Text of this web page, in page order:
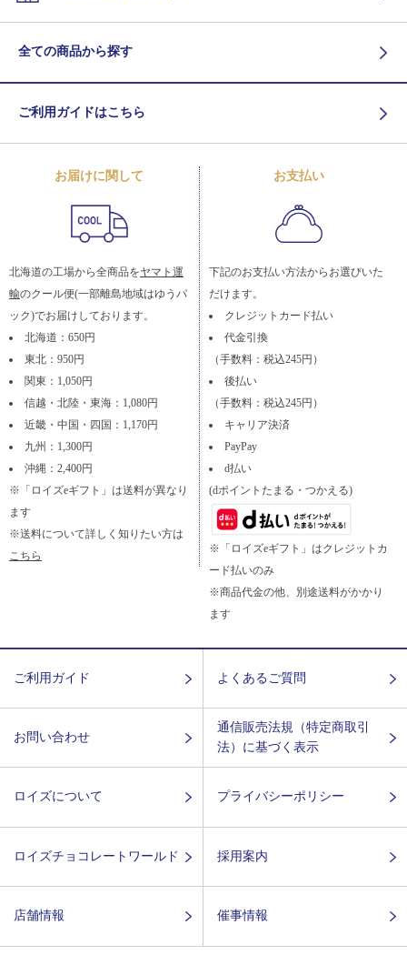
全ての商品から探す
ご利用ガイドはこちら
お届けに関して
北海道の工場から全商品をヤマト運
輸のクール便(一部離島地域はゆうパ
ック)でお届けしております。
北海道：650円
東北：950円
関東：1,050円
信越・北陸・東海：1,080円
近畿・中国・四国：1,170円
九州：1,300円
沖縄：2,400円
※「ロイズeギフト」は送料が異なり
ます
※送料について詳しく知りたい方は
こちら
お支払い
下記のお支払い方法からお選びいた
だけます。
クレジットカード払い
代金引換
（手数料：税込245円）
後払い
（手数料：税込245円）
キャリア決済
PayPay
d払い
(dポイントたまる・つかえる)
※「ロイズeギフト」はクレジットカ
ード払いのみ
※商品代金の他、別途送料がかかり
ます
ご利用ガイド よくあるご質問
お問い合わせ
通信販売法規（特定商取引
法）に基づく表示
ロイズについて プライバシーポリシー
ロイズチョコレートワールド 採用案内
店舗情報 催事情報